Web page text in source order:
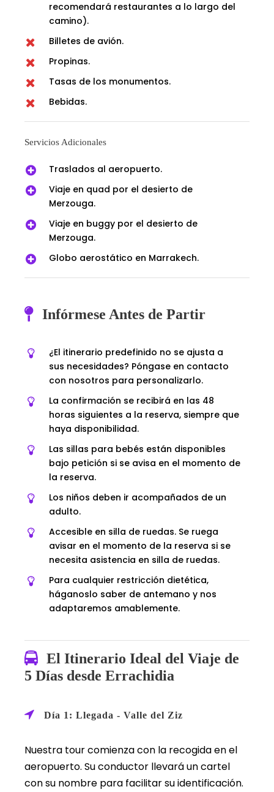
recomendará restaurantes a lo largo del
camino).
Billetes de avión.
Propinas.
Tasas de los monumentos.
Bebidas.
Servicios Adicionales
Traslados al aeropuerto.
Viaje en quad por el desierto de
Merzouga.
Viaje en buggy por el desierto de
Merzouga.
Globo aerostático en Marrakech.
Infórmese Antes de Partir
¿El itinerario predefinido no se ajusta a
sus necesidades? Póngase en contacto
con nosotros para personalizarlo.
La confirmación se recibirá en las 48
horas siguientes a la reserva, siempre que
haya disponibilidad.
Las sillas para bebés están disponibles
bajo petición si se avisa en el momento de
la reserva.
Los niños deben ir acompañados de un
adulto.
Accesible en silla de ruedas. Se ruega
avisar en el momento de la reserva si se
necesita asistencia en silla de ruedas.
Para cualquier restricción dietética,
háganoslo saber de antemano y nos
adaptaremos amablemente.
El Itinerario Ideal del Viaje de
5 Días desde Errachidia
Día 1: Llegada - Valle del Ziz
Nuestra tour comienza con la recogida en el
aeropuerto. Su conductor llevará un cartel
con su nombre para facilitar su identificación.